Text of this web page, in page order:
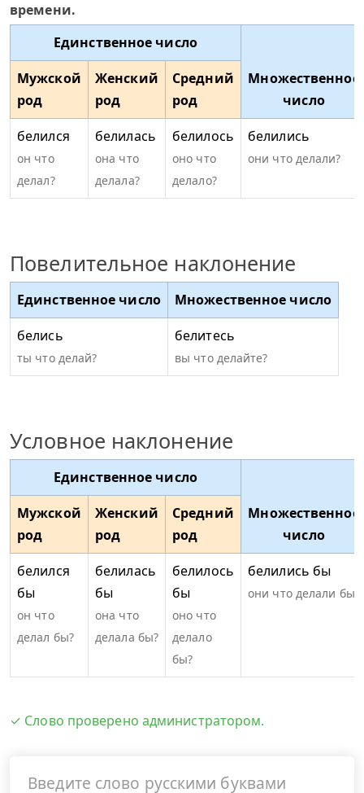
времени.
Единственное число
Множественное
число
Мужской
род
Женский
род
Средний
род
белился
он что
делал?
белилась
она что
делала?
белилось
оно что
делало?
белились
они что делали?
Повелительное наклонение
Единственное число
Множественное число
белись
ты что делай?
белитесь
вы что делайте?
Условное наклонение
Единственное число
Множественное
число
Мужской
род
Женский
род
Средний
род
белился
бы
он что
делал бы?
белилась
бы
она что
делала бы?
белилось
бы
оно что
делало
бы?
белились бы
они что делали бы?
✓ Слово проверено администратором.